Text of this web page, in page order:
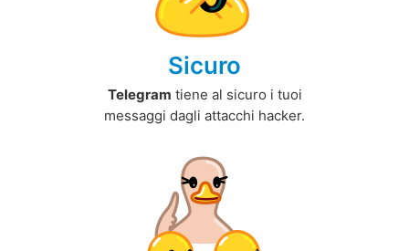
Sicuro
Telegram tiene al sicuro i tuoi
messaggi dagli attacchi hacker.